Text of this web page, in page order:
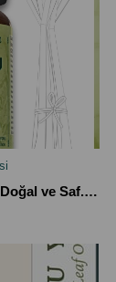
Limonotu Uçucu Yağı, %100 Doğal ve Saf. 10ml